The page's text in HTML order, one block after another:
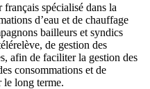
spécialisé dans la
d’eau et de chauffage
bailleurs et syndics
de gestion des
afin de faciliter la gestion des
consommations et de
le long terme.